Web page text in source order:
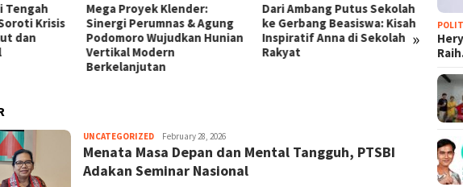
»
Klender:
& Agung
Wujudkan Hunian
Dari Ambang Putus Sekolah
ke Gerbang Beasiswa: Kisah
Inspiratif Anna di Sekolah
Rakyat
Terobosan Ekonomi
Prabowo: Dari Kampung Haji
di Mekkah hingga Efisiensi
UNCATEGORIZED Redaksi
February 28, 2026
Menata Masa Depan dan Mental Tangguh, PTSBI
Adakan Seminar Nasional